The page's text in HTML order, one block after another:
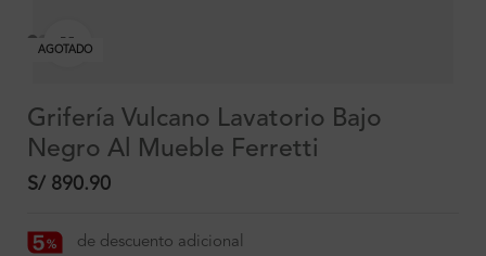
AGOTADO
Clic para ampliar
Grifería Vulcano Lavatorio Bajo
Negro Al Mueble Ferretti
S/ 890.90
de descuento adicional